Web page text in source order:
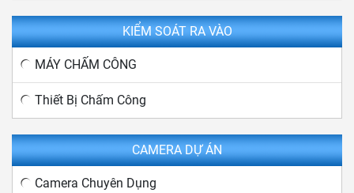
KIỂM SOÁT RA VÀO
MÁY CHẤM CÔNG
Thiết Bị Chấm Công
CAMERA DỰ ÁN
Camera Chuyên Dụng